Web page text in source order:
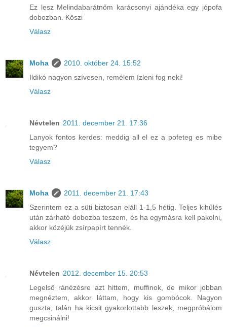
Ez lesz Melindabarátnőm karácsonyi ajándéka egy jópofa
dobozban. Köszi
Válasz
Moha
2010. október 24. 15:52
Ildikó nagyon szívesen, remélem ízleni fog neki!
Válasz
Névtelen 2011. december 21. 17:36
Lanyok fontos kerdes: meddig all el ez a pofeteg es mibe
tegyem?
Válasz
Moha
2011. december 21. 17:43
Szerintem ez a süti biztosan eláll 1-1,5 hétig. Teljes kihűlés
után zárható dobozba teszem, és ha egymásra kell pakolni,
akkor közéjük zsírpapírt tennék.
Válasz
Névtelen 2012. december 15. 20:53
Legelső ránézésre azt hittem, muffinok, de mikor jobban
megnéztem, akkor láttam, hogy kis gombócok. Nagyon
guszta, talán ha kicsit gyakorlottabb leszek, megpróbálom
megcsinálni!